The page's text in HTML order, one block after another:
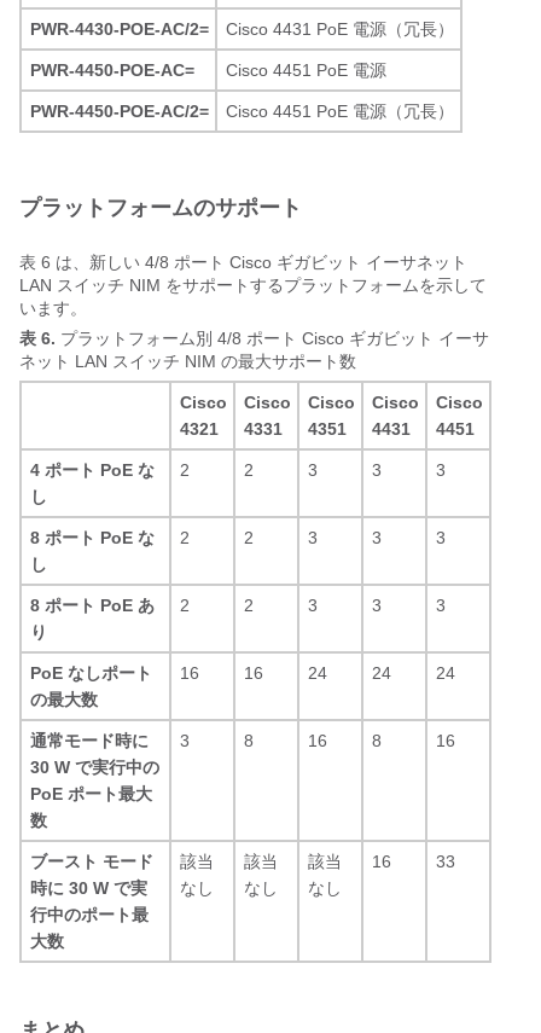
PWR-4430-POE-AC/2= Cisco 4431 PoE 電源（冗長）
PWR-4450-POE-AC= Cisco 4451 PoE 電源
PWR-4450-POE-AC/2= Cisco 4451 PoE 電源（冗長）
プラットフォームのサポート
表 6 は、新しい 4/8 ポート Cisco ギガビット イーサネット
LAN スイッチ NIM をサポートするプラットフォームを示して
います。
表 6. プラットフォーム別 4/8 ポート Cisco ギガビット イーサ
ネット LAN スイッチ NIM の最大サポート数
Cisco
4321
Cisco
4331
Cisco
4351
Cisco
4431
Cisco
4451
4 ポート PoE な
し
2 2 3 3 3
8 ポート PoE な
し
2 2 3 3 3
8 ポート PoE あ
り
2 2 3 3 3
PoE なしポート
の最大数
16 16 24 24 24
通常モード時に
30 W で実行中の
PoE ポート最大
数
3 8 16 8 16
ブースト モード
時に 30 W で実
行中のポート最
大数
該当
なし
該当
なし
該当
なし
16 33